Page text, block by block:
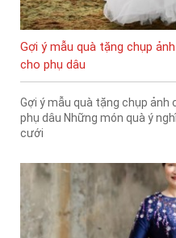
Gợi ý mẫu quà tặng chụp
cho phụ dâu
Gợi ý mẫu quà tặng chụp ảnh
phụ dâu Những món quà ý
cưới